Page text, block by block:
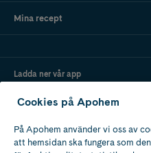
Mina recept
Ladda ner vår app
Cookies på Apohem
På Apohem använder vi oss av
att hemsidan ska fungera som